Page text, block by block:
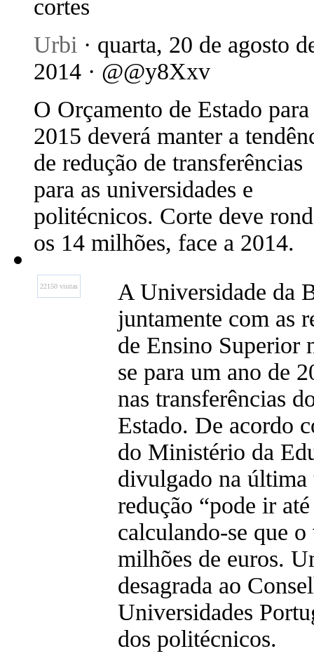
cortes
Urbi · quarta, 20 de agosto
2014 · @@y8Xxv
O Orçamento de Estado para
2015 deverá manter a
de redução de transferências
para as universidades e
politécnicos. Corte deve
os 14 milhões, face a 2014.
22150 visitas
A Universidade da
juntamente com as
de Ensino Superior
se para um ano de
nas transferências
Estado. De acordo
do Ministério da
divulgado na
redução “pode ir
calculando-se que
milhões de euros.
desagrada ao
Universidades
dos politécnicos.